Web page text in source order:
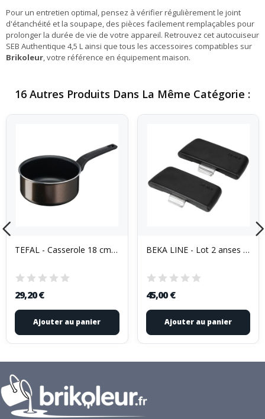
Pour un entretien optimal, pensez à vérifier régulièrement le joint
d'étanchéité et la soupape, des pièces facilement remplaçables pour
prolonger la durée de vie de votre appareil. Retrouvez cet autocuiseur
SEB Authentique 4,5 L ainsi que tous les accessoires compatibles sur
Brikoleur, votre référence en équipement maison.
16 Autres Produits Dans La Même Catégorie :
TEFAL - Casserole 18 cm 2.1L - Easy Cook & Clean
29,20 €
Ajouter au panier
BEKA LINE - Lot 2 anses amovibles - R'Évolution
45,00 €
Ajouter au panier